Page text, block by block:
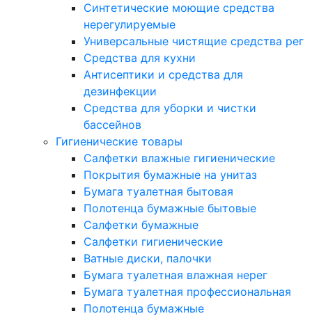
Синтетические моющие средства
нерегулируемые
Универсальные чистящие средства рег
Средства для кухни
Антисептики и средства для
дезинфекции
Средства для уборки и чистки
бассейнов
Гигиенические товары
Салфетки влажные гигиенические
Покрытия бумажные на унитаз
Бумага туалетная бытовая
Полотенца бумажные бытовые
Салфетки бумажные
Салфетки гигиенические
Ватные диски, палочки
Бумага туалетная влажная нерег
Бумага туалетная профессиональная
Полотенца бумажные